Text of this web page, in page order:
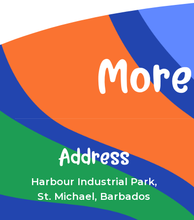
Address
Harbour Industrial Park,
St. Michael, Barbados